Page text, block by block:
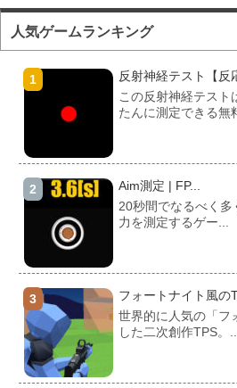
人気ゲームランキング
反射神経テスト【反
この反射神経テスト
たんに測定できる無
Aim測定 | FP...
20秒間でなるべく
力を測定するゲー...
フォートナイト風の
世界的に人気の「フ
した二次創作TPS。...